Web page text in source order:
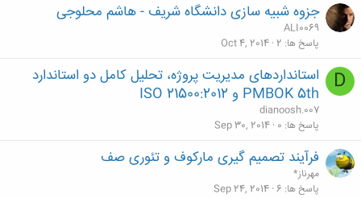
جزوه شبیه سازی دانشگاه شریف - هاشم محلوجی
ALI0069
پاسخ ها 2
Oct 4, 2014
D
استانداردهای مدیریت پروژه، تحلیل کامل دو استاندارد
PMBOK 5th و ISO 21500:2012
dianoosh.007
پاسخ ها 0
Sep 30, 2014
فرآیند تصمیم گیری مارکوف و تئوری صف
مهرناز*
پاسخ ها 6
Sep 24, 2014